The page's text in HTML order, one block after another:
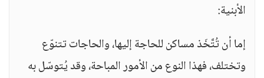
الأبنية:
إما أن تُتَّخَذ مساكن للحاجة إليها، والحاجات تتنوّع
وتختلف، فهذا النوع من الأمور المباحة، وقد يُتوسّل به